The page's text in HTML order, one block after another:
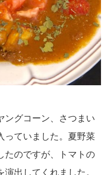
ングコーン、さつまい
っていました。夏野菜
たのですが、トマトの
出してくれました。